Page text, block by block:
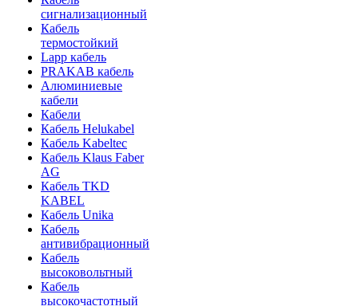
сигнализационный
Кабель
термостойкий
Lapp кабель
PRAKAB кабель
Алюминиевые
кабели
Кабели
Кабель Helukabel
Кабель Kabeltec
Кабель Klaus Faber
AG
Кабель TKD
KABEL
Кабель Unika
Кабель
антивибрационный
Кабель
высоковольтный
Кабель
высокочастотный